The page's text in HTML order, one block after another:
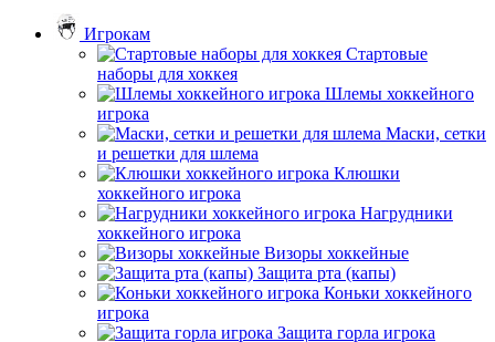
Игрокам
Стартовые
наборы для хоккея
Шлемы хоккейного
игрока
Маски, сетки
и решетки для шлема
Клюшки
хоккейного игрока
Нагрудники
хоккейного игрока
Визоры хоккейные
Защита рта (капы)
Коньки хоккейного
игрока
Защита горла игрока